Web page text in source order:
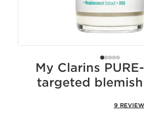
My Clarins
targeted
9